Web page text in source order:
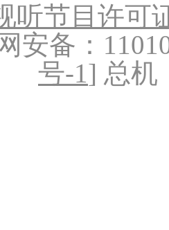
听节目许可
安备：
号-1] 总机